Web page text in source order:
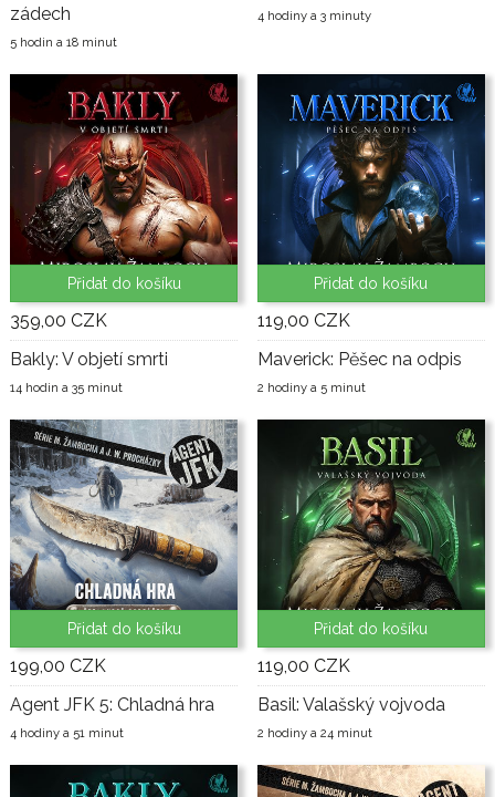
zádech
5 hodin a 18 minut
4 hodiny a 3 minuty
Přidat do košíku
359,00 CZK
Bakly: V objetí smrti
14 hodin a 35 minut
Přidat do košíku
119,00 CZK
Maverick: Pěšec na odpis
2 hodiny a 5 minut
Přidat do košíku
199,00 CZK
Agent JFK 5: Chladná hra
4 hodiny a 51 minut
Přidat do košíku
119,00 CZK
Basil: Valašský vojvoda
2 hodiny a 24 minut